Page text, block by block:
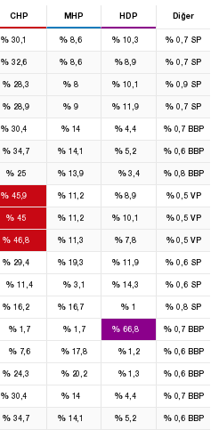
CHP MHP HDP Diğer
%30,1
28
% 8,6
7
% 10,3
7
% 0,7 SP
%32,6 % 8,6 %8,9 % 0,7 SP
% 28,3 % 8 % 10,1 % 0,9 SP
% 28,9 % 9 % 11,9 % 0,7 SP
%30,4 %14 %4,4 %0,7BBP
% 34,7 %14,1 %5,2 %0,6BBP
% 25 %13,9 %3,4 %0,8BBP
%45,9 %11,2 %8,9 %0,5VP
% 45 %11,2 % 10,1 %0,5VP
% 46,8 %11,3 %7,8 %0,5VP
% 29,4 %19,3 % 11,9 % 0,6 SP
% 11,4 % 3,1 % 14,3 % 0,6 SP
% 16,2 %16,7 % 1 % 0,8 SP
%1,7 % 1,7 % 66,8 %0,7BBP
%7,6 %17,8 %1,2 %0,6BBP
% 24,3 %20,2 %1,3 %0,6BBP
%30,4 %14 %4,4 %0,7BBP
% 34,7 %14,1 %5,2 %0,6BBP